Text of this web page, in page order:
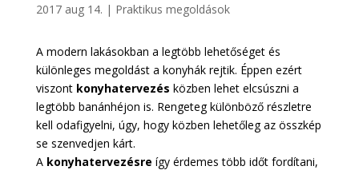
2017 aug 14. | Praktikus megoldások
A modern lakásokban a legtöbb lehetőséget és
különleges megoldást a konyhák rejtik. Éppen ezért
viszont konyhatervezés közben lehet elcsúszni a
legtöbb banánhéjon is. Rengeteg különböző részletre
kell odafigyelni, úgy, hogy közben lehetőleg az összkép
se szenvedjen kárt.
A konyhatervezésre így érdemes több időt fordítani,